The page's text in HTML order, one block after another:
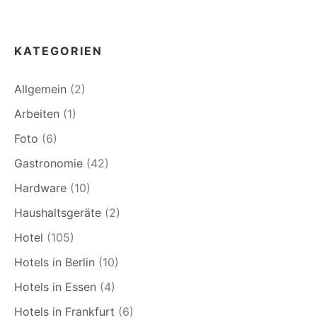
KATEGORIEN
Allgemein (2)
Arbeiten (1)
Foto (6)
Gastronomie (42)
Hardware (10)
Haushaltsgeräte (2)
Hotel (105)
Hotels in Berlin (10)
Hotels in Essen (4)
Hotels in Frankfurt (6)